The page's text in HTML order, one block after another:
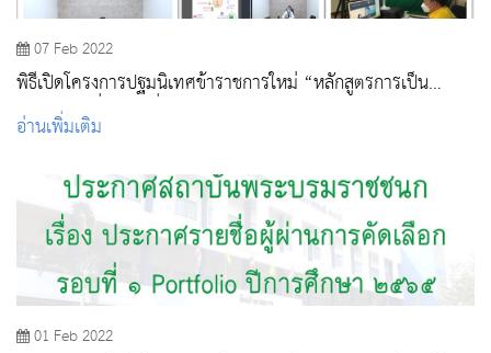
07 Feb 2022
พิธีเปิดโครงการปฐมนิเทศข้าราชการใหม่ “หลักสูตรการเป็น
ข้าราชการที่ดี” รุ่นที่ ๑/๒๕๖๕
อ่านเพิ่มเติม
01 Feb 2022